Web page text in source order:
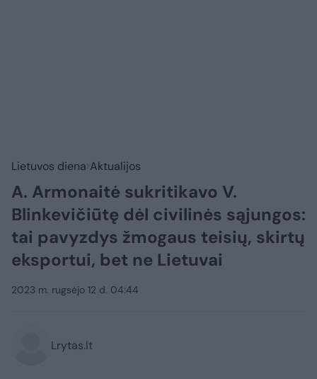
Lietuvos diena Aktualijos
A. Armonaitė sukritikavo V.
Blinkevičiūtę dėl civilinės sąjungos:
tai pavyzdys žmogaus teisių, skirtų
eksportui, bet ne Lietuvai
2023 m. rugsėjo 12 d. 04:44
Lrytas.lt